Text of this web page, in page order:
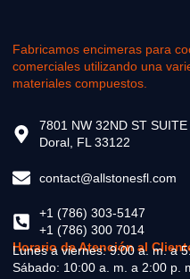
Fabricamos encimeras para
comerciales utilizando una
materiales compuestos.
7801 NW 32ND ST SUITE
Doral, FL 33122
contact@allstonesfl.com
+1 (786) 303-5147
+1 (786) 300 7014
Horario de Atención al
Lunes a viernes: 9:00 a. m. a
Sábado: 10:00 a. m. a 2:00 p.